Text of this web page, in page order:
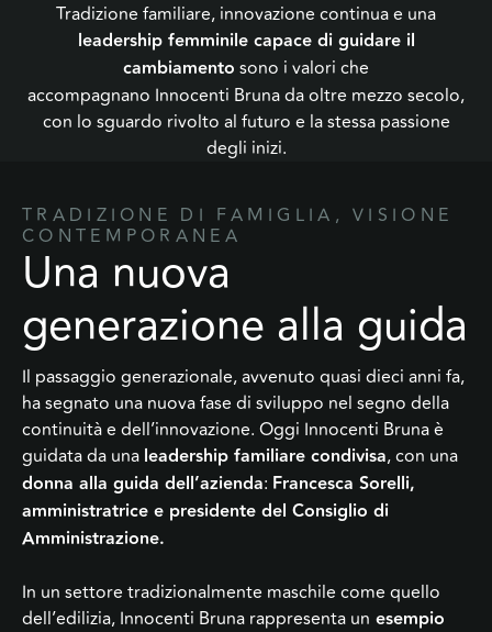
Tradizione familiare, innovazione continua e una
leadership femminile capace di guidare il
cambiamento sono i valori che
accompagnano Innocenti Bruna da oltre mezzo secolo,
con lo sguardo rivolto al futuro e la stessa passione
degli inizi.
TRADIZIONE DI FAMIGLIA, VISIONE
CONTEMPORANEA
Una nuova
generazione alla guida
Il passaggio generazionale, avvenuto quasi dieci anni fa,
ha segnato una nuova fase di sviluppo nel segno della
continuità e dell’innovazione. Oggi Innocenti Bruna è
guidata da una leadership familiare condivisa, con una
donna alla guida dell’azienda: Francesca Sorelli,
amministratrice e presidente del Consiglio di
Amministrazione.
In un settore tradizionalmente maschile come quello
dell’edilizia, Innocenti Bruna rappresenta un esempio